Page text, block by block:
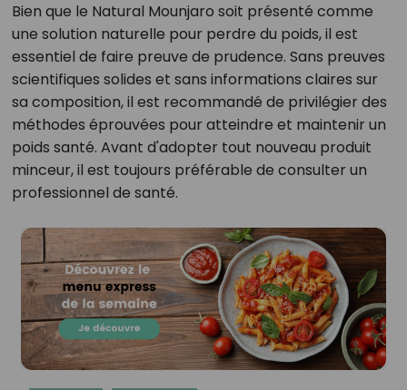
Bien que le Natural Mounjaro soit présenté comme
une solution naturelle pour perdre du poids, il est
essentiel de faire preuve de prudence. Sans preuves
scientifiques solides et sans informations claires sur
sa composition, il est recommandé de privilégier des
méthodes éprouvées pour atteindre et maintenir un
poids santé. Avant d'adopter tout nouveau produit
minceur, il est toujours préférable de consulter un
professionnel de santé.